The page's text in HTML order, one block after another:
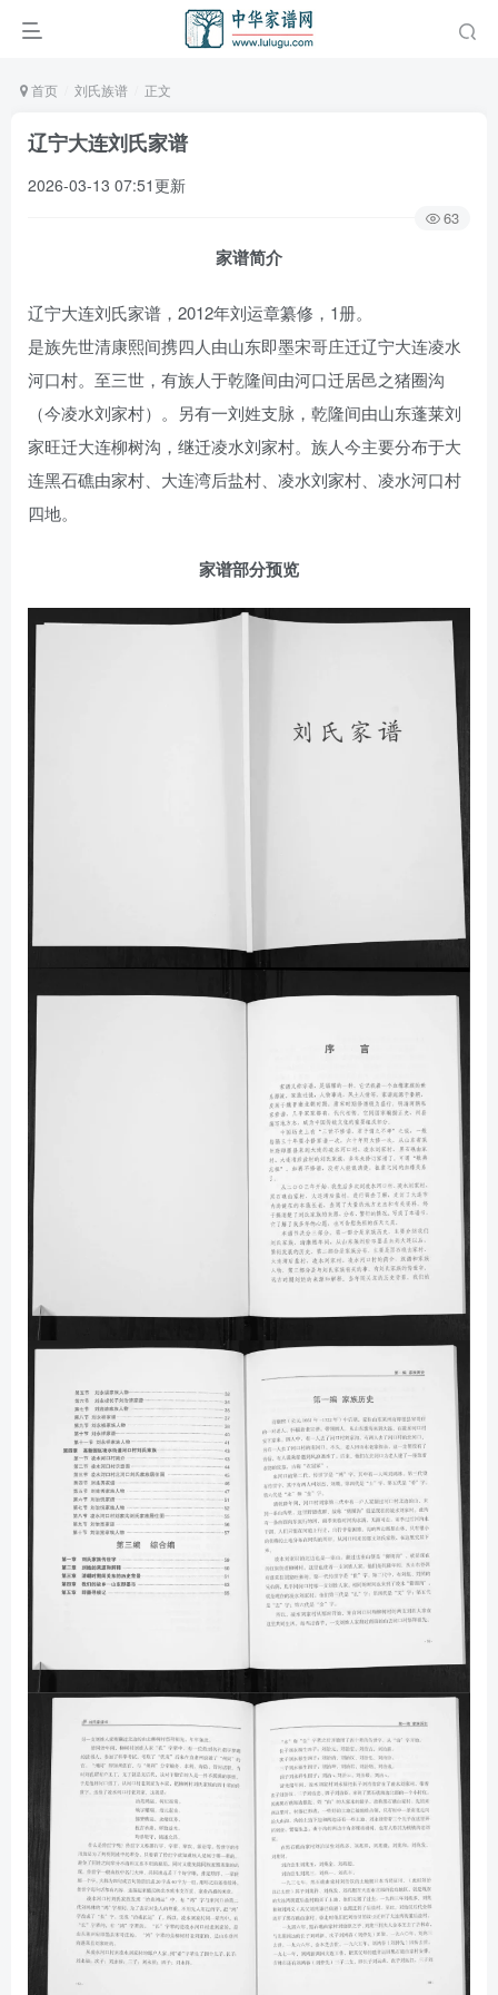
首页 刘氏族谱 正文
辽宁大连刘氏家谱
2026-03-13 07:51更新
63
家谱简介
辽宁大连刘氏家谱，2012年刘运章纂修，1册。
是族先世清康熙间携四人由山东即墨宋哥庄迁辽宁大连凌水
河口村。至三世，有族人于乾隆间由河口迁居邑之猪圈沟
（今凌水刘家村）。另有一刘姓支脉，乾隆间由山东蓬莱刘
家旺迁大连柳树沟，继迁凌水刘家村。族人今主要分布于大
连黑石礁由家村、大连湾后盐村、凌水刘家村、凌水河口村
四地。
家谱部分预览